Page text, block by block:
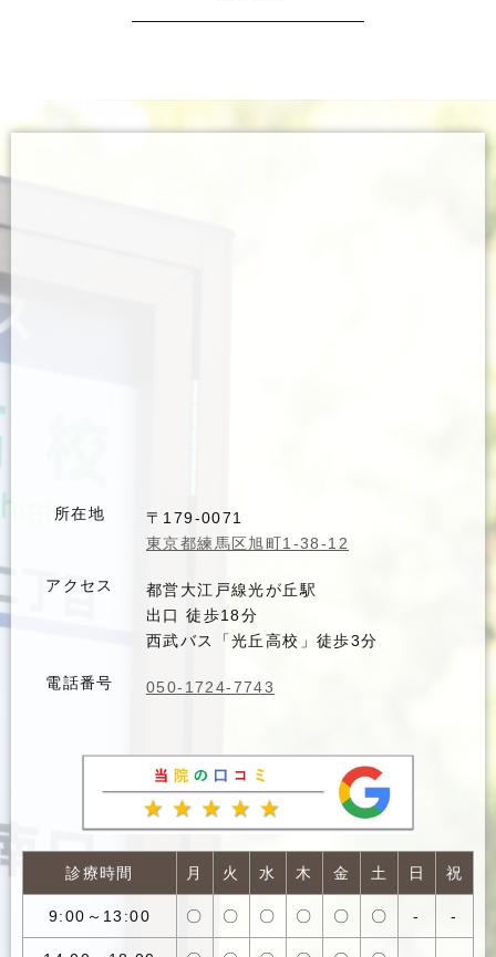
所在地
〒179-0071
東京都練馬区旭町1-38-12
アクセス
都営大江戸線光が丘駅
出口 徒歩18分
西武バス「光丘高校」徒歩3分
電話番号 050-1724-7743
診療時間 月 火 水 木 金 土 日 祝
9:00～13:00 〇 〇 〇 〇 〇 〇 - -